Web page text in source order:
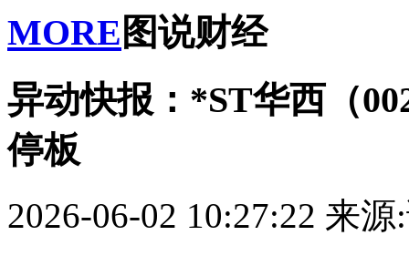
MORE 图说财经
异动快报：*ST华西（
停板
2026-06-02 10:27:22 来源